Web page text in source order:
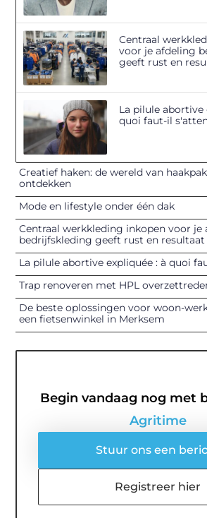
Centraal
voor je afdeling
geeft rust en
La pilule abortive
quoi faut-il
Creatief haken: de wereld van
ontdekken
Mode en lifestyle onder één dak
Centraal werkkleding inkopen voor je
bedrijfskleding geeft rust en resultaat
La pilule abortive expliquée : à quoi
Trap renoveren met HPL
De beste oplossingen voor woon-
een fietsenwinkel in Merksem
Begin vandaag nog met
Agritime
Stuur ons een
Registreer hier